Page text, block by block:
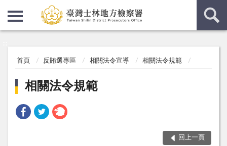
首頁 反賄選專區 相關法令宣導 相關法令規範
相關法令規範
回上一頁